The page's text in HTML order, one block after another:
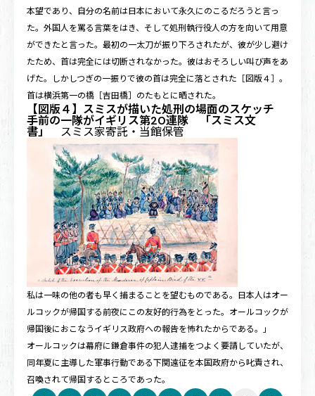
本望であり、自分の名前は日本において永久にのこるだろうと言っ
た。外国人を罵る言葉をはき、そして処刑執行役人の方を向いて用意
ができたと言った。最初の一太刀が振り下ろされたが、彼が少し避け
たため、首は完全には切断されなかった。彼はおそろしい叫び声をあ
げた。しかしつぎの一振りで彼の首は完全に落とされた［図版４］。
首は横浜第一の橋［吉田橋］のたもとに晒された。
【図版４】スミスが描いた処刑の場面のスケッチ
手前の一隊がイギリス第20連隊 「スミス文
書」 スミス家寄託・当館保管
私は一味の他の者も早く捕まることを望むものである。日本人はオー
ルコックが帰国する前夜にこの友好的行為をとった。オールコックが
帰国後におこなうイギリス政府への報告を怖れたからである。」
オールコックは幕府に鎌倉事件の犯人逮捕をつよく要請していたが、
同年夏に主導した軍事行動である下関遠征を本国政府から叱責され、
召喚されて帰国するところであった。